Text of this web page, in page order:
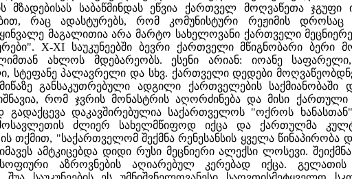
მზადებისას საბაწმინდას ეწვია ქართველ მოღვაწეთა
რაც ადასტურებს, რომ კომუნისტური რეჟიმის დროსაც
მაგალითია არა მარტო სახელოვანი ქართველი
X-XI საუკუნეებში ბევრი ქართველი მწიგნობარი ბერი
ახლოს მდებარეობს. ესენი არიან: იოანე
სტეფანე პალავრელი და სხვ. ქართველი დედები
განსაკუთრებული ადგილი ქართველების
რომ ჯვრის მონასტრის აღორძინება და მისი
გადაქცევა დაკავშირებულია საქართველოს "ოქროს
ძლიერ სახელმწიფოდ იქცა და ქართულმა
თქმით, "საქართველომ შექმნა რენესანსის ყველა წინაპირობა
ამტკიცებდა დიდი რუსი მეცნიერი ალექსი ლოსევი.
აზროვნების აღიარებულ კერებად იქცა.